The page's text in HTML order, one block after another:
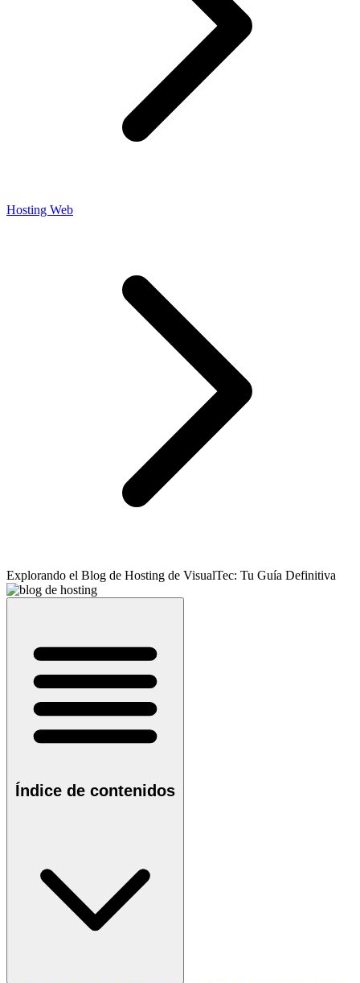
Hosting Web
Explorando el Blog de Hosting de VisualTec: Tu Guía Definitiva
Índice de contenidos